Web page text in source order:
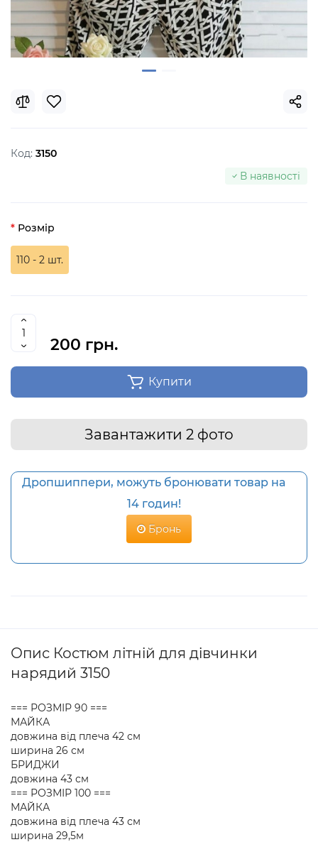
Код: 3150
В наявності
Розмір
110 - 2 шт.
200 грн.
Купити
Завантажити 2 фото
Дропшиппери, можуть бронювати товар на
14 годин!
Бронь
Опис Костюм літній для дівчинки
нарядий 3150
=== РОЗМІР 90 ===
МАЙКА
довжина від плеча 42 см
ширина 26 см
БРИДЖИ
довжина 43 см
=== РОЗМІР 100 ===
МАЙКА
довжина від плеча 43 см
ширина 29,5м